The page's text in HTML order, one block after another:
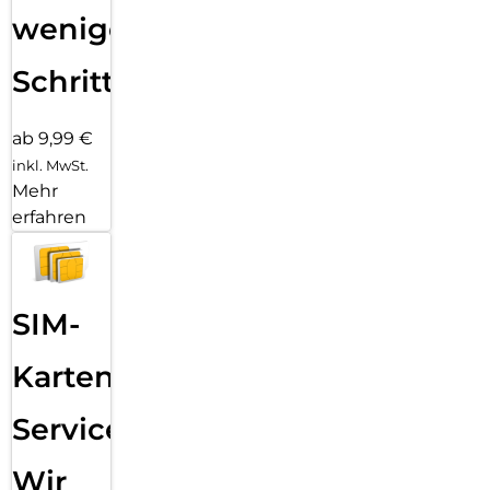
wenigen
Schritten
ab 9,99 €
inkl. MwSt.
Mehr
erfahren
SIM-
Karten
Service:
Wir